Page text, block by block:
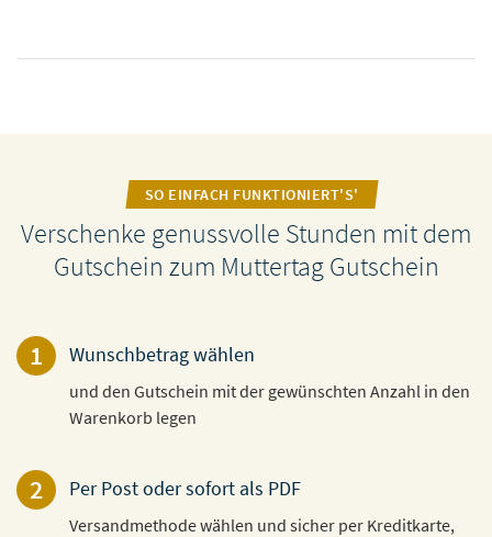
SO EINFACH FUNKTIONIERT'S'
Verschenke genussvolle Stunden mit dem
Gutschein zum Muttertag Gutschein
1 Wunschbetrag wählen
und den Gutschein mit der gewünschten Anzahl in den
Warenkorb legen
2 Per Post oder sofort als PDF
Versandmethode wählen und sicher per Kreditkarte,